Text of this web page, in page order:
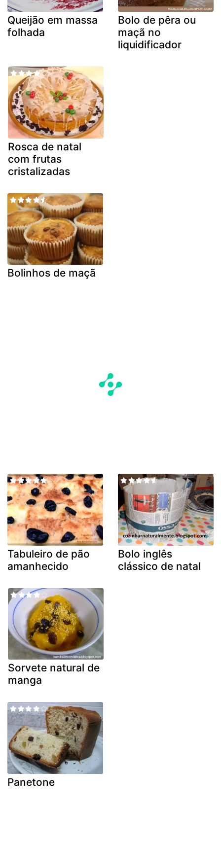
Queijão em massa
folhada
Bolo de pêra ou
maçã no
liquidificador
Rosca de natal
com frutas
cristalizadas
Bolinhos de maçã
Tabuleiro de pão
amanhecido
Bolo inglês
clássico de natal
Sorvete natural de
manga
Panetone